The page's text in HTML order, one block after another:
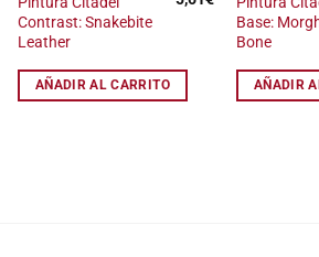
precio
actual
Contrast: Snakebite
Leather
precio
actual
AÑADIR AL CARRITO
Base:
Bone
AÑADIR